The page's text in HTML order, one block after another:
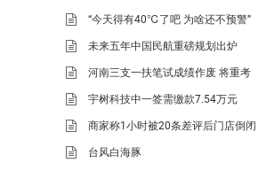
“今天得有40℃了吧 为啥还不预警”
未来五年中国民航重磅规划出炉
河南三支一扶笔试成绩作废 将重考
宇树科技中一签需缴款7.54万元
商家称1小时被20条差评后门店倒闭
台风白海豚